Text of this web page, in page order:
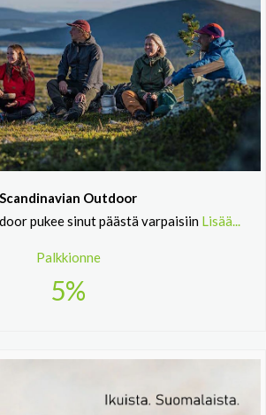
Scandinavian Outdoor
pukee sinut päästä varpaisiin Lisää...
Palkkionne
5%